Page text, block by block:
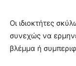
Οι ιδιοκτήτες
συνεχώς να
βλέμμα ή